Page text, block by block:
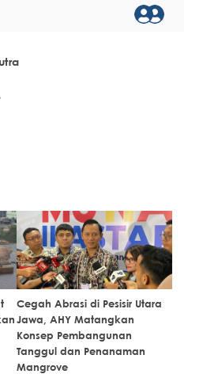
Cegah Abrasi di Pesisir Utara
Jawa, AHY Matangkan
Konsep Pembangunan
Tanggul dan Penanaman
Mangrove